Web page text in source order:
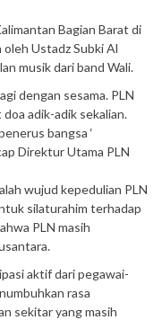
Bagian Barat di
Ustadz Subki Al
musik dari band Wali.
dengan sesama. PLN
adik-adik sekalian.
bangsa ‘
Direktur Utama PLN
wujud kepedulian PLN
silaturahim terhadap
PLN masih
aktif dari pegawai-
rasa
sekitar yang masih